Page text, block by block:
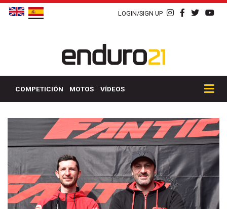
LOGIN/SIGN UP
COMPETICIÓN MOTOS VÍDEOS